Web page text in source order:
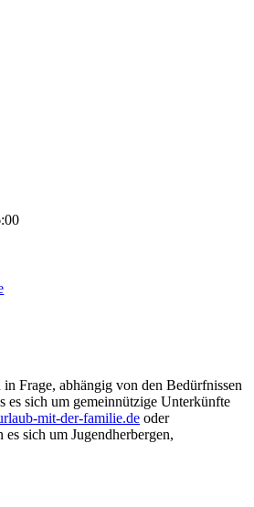
Frage, abhängig von den Bedürfnissen
es sich um gemeinnützige Unterkünfte
mit-der-familie.de oder
es sich um Jugendherbergen,